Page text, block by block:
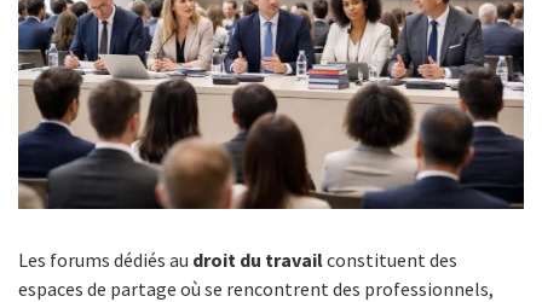
Les forums dédiés au droit du travailconstituent des
espaces de partage où se rencontrent des professionnels,